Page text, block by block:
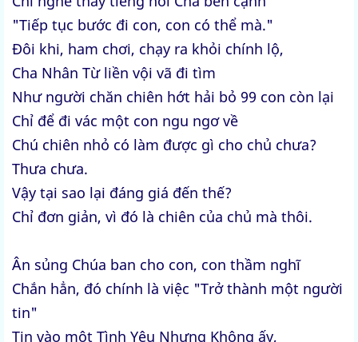
"Tiếp tục bước đi con, con có thể mà."
Đôi khi, ham chơi, chạy ra khỏi chính lộ,
Cha Nhân Từ liền vội vã đi tìm
Như người chăn chiên hớt hải bỏ 99 con còn lại
Chỉ để đi vác một con ngu ngơ về
Chú chiên nhỏ có làm được gì cho chủ chưa?
Thưa chưa.
Vậy tại sao lại đáng giá đến thế?
Chỉ đơn giản, vì đó là chiên của chủ mà thôi.
Ân sủng Chúa ban cho con, con thầm nghĩ
Chắn hẳn, đó chính là việc "Trở thành một người
tin"
Tin vào một Tình Yêu Nhưng Không ấy,